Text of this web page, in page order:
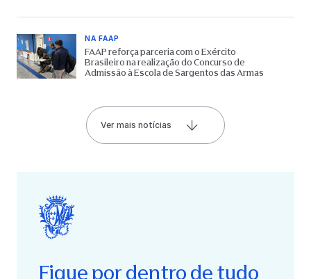
NA FAAP
FAAP reforça parceria com o Exército
Brasileiro na realização do Concurso de
Admissão à Escola de Sargentos das Armas
Ver mais notícias
Fique por dentro de tudo